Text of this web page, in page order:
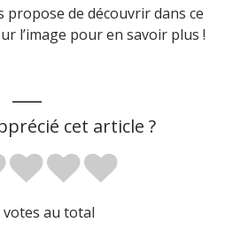
propose de découvrir dans ce
l’image pour en savoir plus !
cet article ?
votes au total